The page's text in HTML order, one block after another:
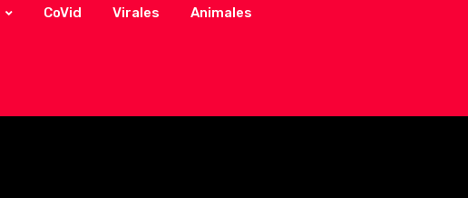
CoVid Virales Animales